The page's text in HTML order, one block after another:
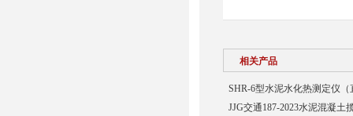
相关产品
SHR-6型水泥水化热测定仪（
JJG交通187-2023水泥混凝土